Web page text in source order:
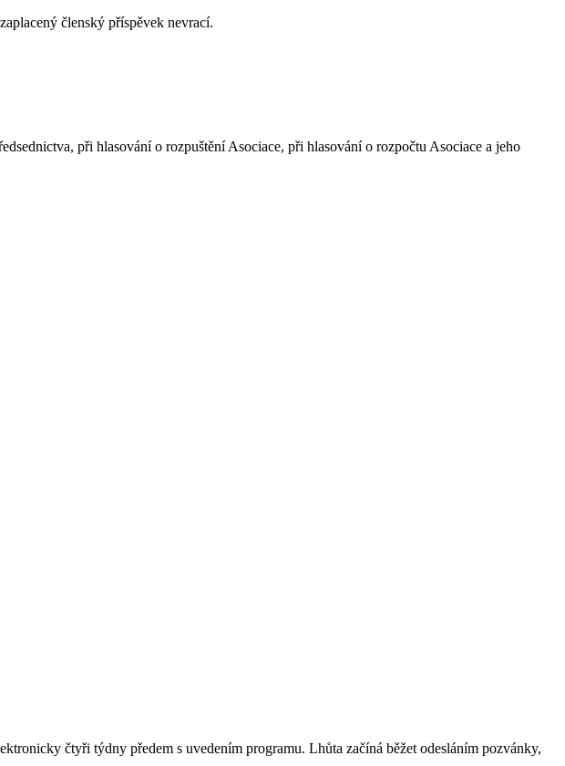
členský příspěvek nevrací.
při hlasování o rozpuštění Asociace, při hlasování o rozpočtu Asociace a jeho
čtyři týdny předem s uvedením programu. Lhůta začíná běžet odesláním pozvánky,